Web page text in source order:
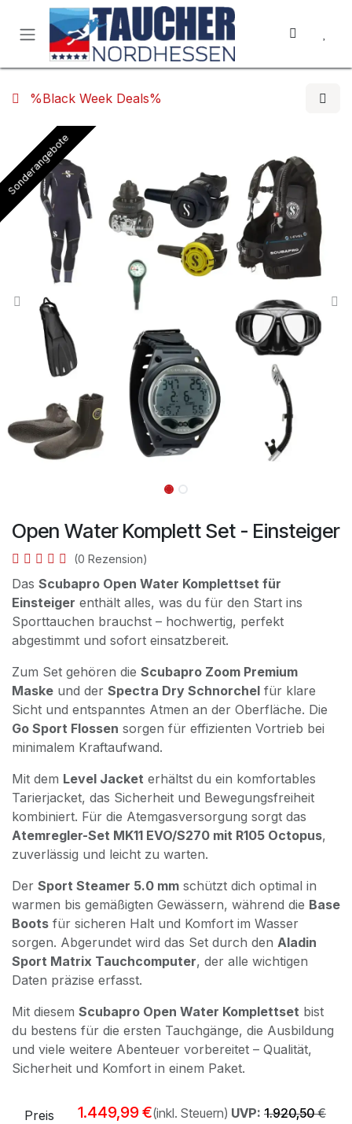
Zum Inhalt springen
%Black Week Deals%
Sonderangebote
Sonderangebote
Open Water Komplett Set - Einsteiger
(0 Rezension)
Das Scubapro Open Water Komplettset für
Einsteiger enthält alles, was du für den Start ins
Sporttauchen brauchst – hochwertig, perfekt
abgestimmt und sofort einsatzbereit.
Zum Set gehören die Scubapro Zoom Premium
Maske und der Spectra Dry Schnorchel für klare
Sicht und entspanntes Atmen an der Oberfläche. Die
Go Sport Flossen sorgen für effizienten Vortrieb bei
minimalem Kraftaufwand.
Mit dem Level Jacket erhältst du ein komfortables
Tarierjacket, das Sicherheit und Bewegungsfreiheit
kombiniert. Für die Atemgasversorgung sorgt das
Atemregler-Set MK11 EVO/S270 mit R105 Octopus,
zuverlässig und leicht zu warten.
Der Sport Steamer 5.0 mm schützt dich optimal in
warmen bis gemäßigten Gewässern, während die Base
Boots für sicheren Halt und Komfort im Wasser
sorgen. Abgerundet wird das Set durch den Aladin
Sport Matrix Tauchcomputer, der alle wichtigen
Daten präzise erfasst.
Mit diesem Scubapro Open Water Komplettset bist
du bestens für die ersten Tauchgänge, die Ausbildung
und viele weitere Abenteuer vorbereitet – Qualität,
Sicherheit und Komfort in einem Paket.
Preis 1.449,99€(inkl. Steuern) UVP: 1.920,50€